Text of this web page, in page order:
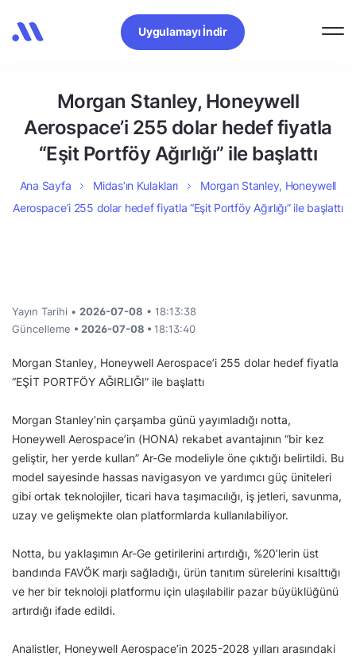
Uygulamayı İndir
Morgan Stanley, Honeywell
Aerospace’i 255 dolar hedef fiyatla
“Eşit Portföy Ağırlığı” ile başlattı
Ana Sayfa Midas’ın Kulakları
Morgan Stanley, Honeywell
Aerospace’i 255 dolar hedef fiyatla “Eşit Portföy Ağırlığı” ile başlattı
Yayın Tarihi • 2026-07-08 • 18:13:38
Güncelleme • 2026-07-08 • 18:13:40
Morgan Stanley, Honeywell Aerospace’i 255 dolar hedef fiyatla
“EŞİT PORTFÖY AĞIRLIĞI” ile başlattı
Morgan Stanley’nin çarşamba günü yayımladığı notta,
Honeywell Aerospace’in (HONA) rekabet avantajının “bir kez
geliştir, her yerde kullan” Ar-Ge modeliyle öne çıktığı belirtildi. Bu
model sayesinde hassas navigasyon ve yardımcı güç üniteleri
gibi ortak teknolojiler, ticari hava taşımacılığı, iş jetleri, savunma,
uzay ve gelişmekte olan platformlarda kullanılabiliyor.
Notta, bu yaklaşımın Ar-Ge getirilerini artırdığı, %20’lerin üst
bandında FAVÖK marjı sağladığı, ürün tanıtım sürelerini kısalttığı
ve her bir teknoloji platformu için ulaşılabilir pazar büyüklüğünü
artırdığı ifade edildi.
Analistler, Honeywell Aerospace’in 2025-2028 yılları arasındaki